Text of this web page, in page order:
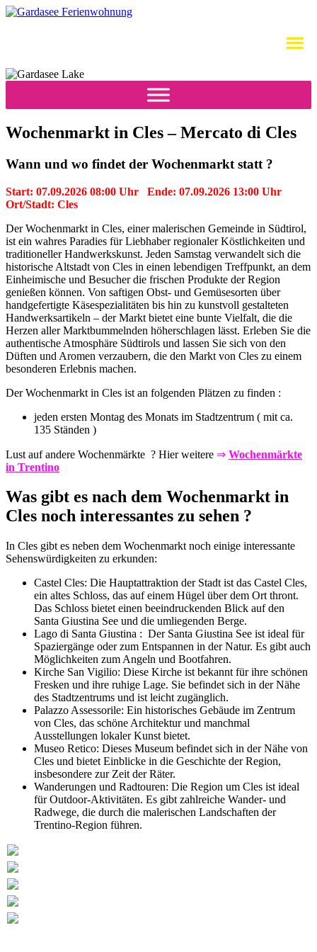
Wochenmarkt in Cles – Mercato di Cles
Wann und wo findet der Wochenmarkt statt ?
Start: 07.09.2026 08:00 Uhr Ende: 07.09.2026 13:00 Uhr
Ort/Stadt: Cles
Der Wochenmarkt in Cles, einer malerischen Gemeinde in Südtirol,
ist ein wahres Paradies für Liebhaber regionaler Köstlichkeiten und
traditioneller Handwerkskunst. Jeden Samstag verwandelt sich die
historische Altstadt von Cles in einen lebendigen Treffpunkt, an dem
Einheimische und Besucher die frischen Produkte der Region
genießen können. Von saftigen Obst- und Gemüsesorten über
handgefertigte Käsespezialitäten bis hin zu kunstvoll gestalteten
Handwerksartikeln – der Markt bietet eine bunte Vielfalt, die die
Herzen aller Marktbummelnden höherschlagen lässt. Erleben Sie die
authentische Atmosphäre Südtirols und lassen Sie sich von den
Düften und Aromen verzaubern, die den Markt von Cles zu einem
besonderen Erlebnis machen.
Der Wochenmarkt in Cles ist an folgenden Plätzen zu finden :
jeden ersten Montag des Monats im Stadtzentrum ( mit ca.
135 Ständen )
Lust auf andere Wochenmärkte ? Hier weitere ⇒ Wochenmärkte
in Trentino
Was gibt es nach dem Wochenmarkt in
Cles noch interessantes zu sehen ?
In Cles gibt es neben dem Wochenmarkt noch einige interessante
Sehenswürdigkeiten zu erkunden:
Castel Cles: Die Hauptattraktion der Stadt ist das Castel Cles,
ein altes Schloss, das auf einem Hügel über dem Ort thront.
Das Schloss bietet einen beeindruckenden Blick auf den
Santa Giustina See und die umliegenden Berge.
Lago di Santa Giustina : Der Santa Giustina See ist ideal für
Spaziergänge oder zum Entspannen in der Natur. Es gibt auch
Möglichkeiten zum Angeln und Bootfahren.
Kirche San Vigilio: Diese Kirche ist bekannt für ihre schönen
Fresken und ihre ruhige Lage. Sie befindet sich in der Nähe
des Stadtzentrums und ist leicht zugänglich.
Palazzo Assessorile: Ein historisches Gebäude im Zentrum
von Cles, das schöne Architektur und manchmal
Ausstellungen lokaler Kunst bietet.
Museo Retico: Dieses Museum befindet sich in der Nähe von
Cles und bietet Einblicke in die Geschichte der Region,
insbesondere zur Zeit der Räter.
Wanderungen und Radtouren: Die Region um Cles ist ideal
für Outdoor-Aktivitäten. Es gibt zahlreiche Wander- und
Radwege, die durch die malerischen Landschaften der
Trentino-Region führen.